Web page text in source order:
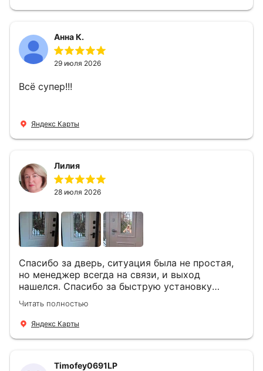
Анна К.
29 июля 2026
Всё супер!!!
Яндекс Карты
Лилия
28 июля 2026
Спасибо за дверь, ситуация была не простая,
но менеджер всегда на связи, и выход
нашелся. Спасибо за быструю установку
Роману, один и привёз, и установил. Надеюсь,
что дверь нам долго послужит
Читать полностью
Яндекс Карты
Timofey0691LP